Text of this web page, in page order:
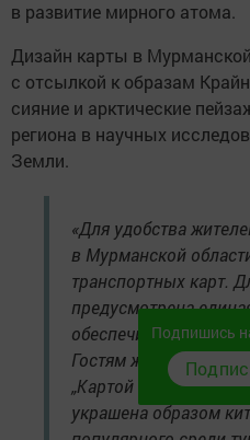
в развитие мирного атома.
Дизайн карты в
с отсылкой к образам
сияние и арктические
региона в научных
Земли.
«Для удобства
в Мурманской
транспортных карт.
предусмотрена
обеспечивающая
Гостям же
„Картой 51“, новая
украшена образом
Подпишись